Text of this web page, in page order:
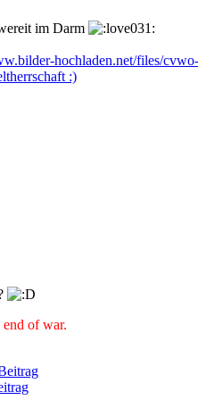
im Darm
hochladen.net/files/
:)
end of war.